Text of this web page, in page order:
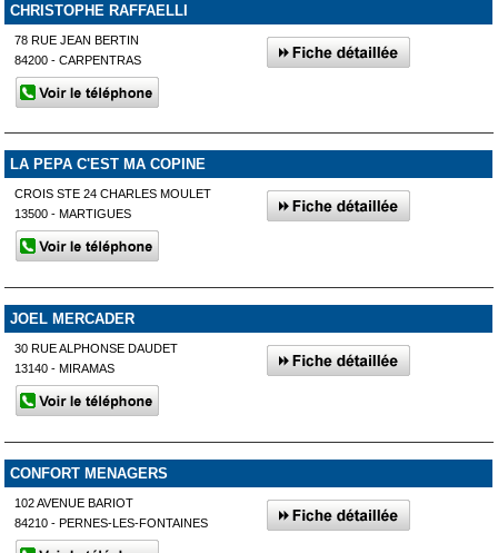
CHRISTOPHE RAFFAELLI
78 RUE JEAN BERTIN
84200 - CARPENTRAS
LA PEPA C'EST MA COPINE
CROIS STE 24 CHARLES MOULET
13500 - MARTIGUES
JOEL MERCADER
30 RUE ALPHONSE DAUDET
13140 - MIRAMAS
CONFORT MENAGERS
102 AVENUE BARIOT
84210 - PERNES-LES-FONTAINES